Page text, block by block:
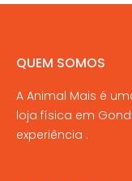
QUEM SOMOS
A Animal Mais é
loja física em
experiência .